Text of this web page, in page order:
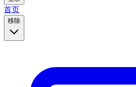
首页
移除